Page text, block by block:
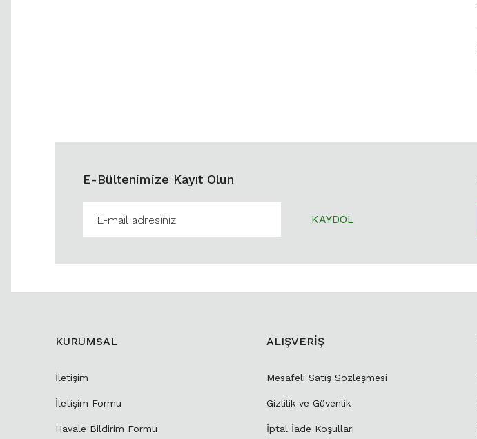
E-Bültenimize Kayıt Olun
KAYDOL
KURUMSAL
İletişim
İletişim Formu
Havale Bildirim Formu
ALIŞVERİŞ
Mesafeli Satış Sözleşmesi
Gizlilik ve Güvenlik
İptal İade Koşullari